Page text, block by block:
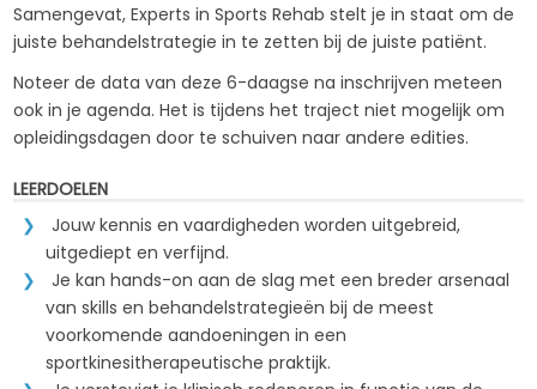
Samengevat, Experts in Sports Rehab stelt je in staat om de
juiste behandelstrategie in te zetten bij de juiste patiënt.
Noteer de data van deze 6-daagse na inschrijven meteen
ook in je agenda. Het is tijdens het traject niet mogelijk om
opleidingsdagen door te schuiven naar andere edities.
LEERDOELEN
Jouw kennis en vaardigheden worden uitgebreid,
uitgediept en verfijnd.
Je kan hands-on aan de slag met een breder arsenaal
van skills en behandelstrategieën bij de meest
voorkomende aandoeningen in een
sportkinesitherapeutische praktijk.